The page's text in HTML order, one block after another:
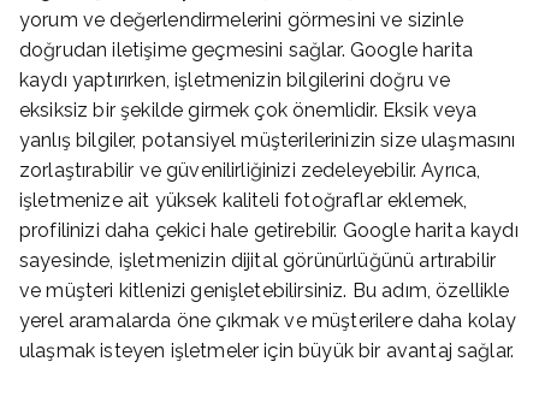
yorum ve değerlendirmelerini görmesini ve sizinle
doğrudan iletişime geçmesini sağlar. Google harita
kaydı yaptırırken, işletmenizin bilgilerini doğru ve
eksiksiz bir şekilde girmek çok önemlidir. Eksik veya
yanlış bilgiler, potansiyel müşterilerinizin size ulaşmasını
zorlaştırabilir ve güvenilirliğinizi zedeleyebilir. Ayrıca,
işletmenize ait yüksek kaliteli fotoğraflar eklemek,
profilinizi daha çekici hale getirebilir. Google harita kaydı
sayesinde, işletmenizin dijital görünürlüğünü artırabilir
ve müşteri kitlenizi genişletebilirsiniz. Bu adım, özellikle
yerel aramalarda öne çıkmak ve müşterilere daha kolay
ulaşmak isteyen işletmeler için büyük bir avantaj sağlar.